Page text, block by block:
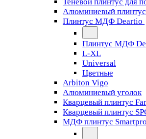
Алюминиевый плинтус
Плинтус МДФ Deartio
Плинтус МДФ
L-XL
Universal
Цветные
Arbiton Vigo
Алюминиевый уголок
Кварцевый плинтус
Кварцевый плинтус
МДФ плинтус